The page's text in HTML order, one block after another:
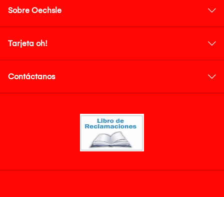
Sobre Oechsle
Tarjeta oh!
Contáctanos